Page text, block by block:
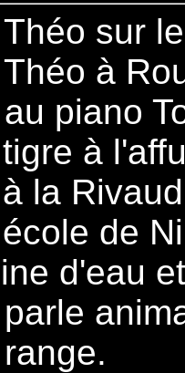
sur
à
piano
à
la
de
d'eau